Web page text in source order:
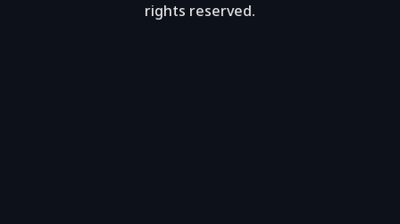
rights reserved.